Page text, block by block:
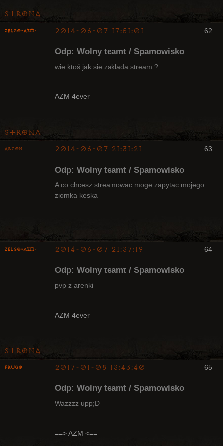
Strona
62
ZelgO-AZM- 2014-06-07 17:51:01
Odp: Wolny teamt / Spamowisko
wie ktoś jak sie zakłada stream ?
AZM 4ever
Strona
63
Arcon 2014-06-07 21:31:21
Odp: Wolny teamt / Spamowisko
A co chcesz streamowac moge zapytac mojego
ziomka keska
64
ZelgO-AZM- 2014-06-07 21:37:19
Odp: Wolny teamt / Spamowisko
pvp z arenki
AZM 4ever
Strona
65
Frugo 2017-01-08 13:43:40
Odp: Wolny teamt / Spamowisko
Wazzzz upp;D
==> AZM <==